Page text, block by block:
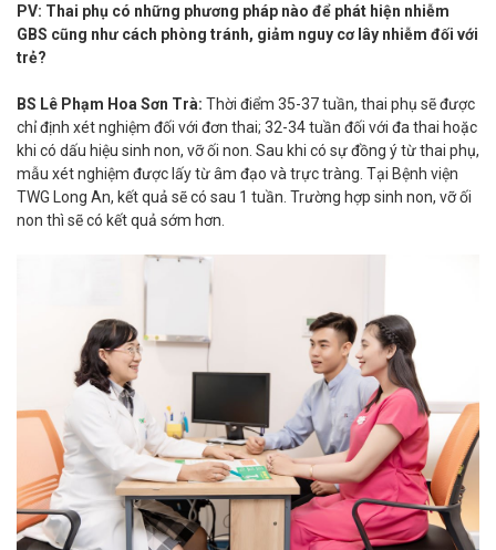
PV: Thai phụ có những phương pháp nào để phát hiện nhiễm
GBS cũng như cách phòng tránh, giảm nguy cơ lây nhiễm đối với
trẻ?
BS Lê Phạm Hoa Sơn Trà: Thời điểm 35-37 tuần, thai phụ sẽ được
chỉ định xét nghiệm đối với đơn thai; 32-34 tuần đối với đa thai hoặc
khi có dấu hiệu sinh non, vỡ ối non. Sau khi có sự đồng ý từ thai phụ,
mẫu xét nghiệm được lấy từ âm đạo và trực tràng. Tại Bệnh viện
TWG Long An, kết quả sẽ có sau 1 tuần. Trường hợp sinh non, vỡ ối
non thì sẽ có kết quả sớm hơn.